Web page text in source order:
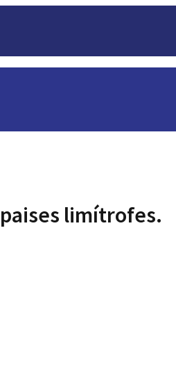
limítrofes.